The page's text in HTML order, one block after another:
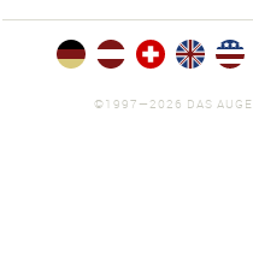
©1997—2026 DAS AUGE